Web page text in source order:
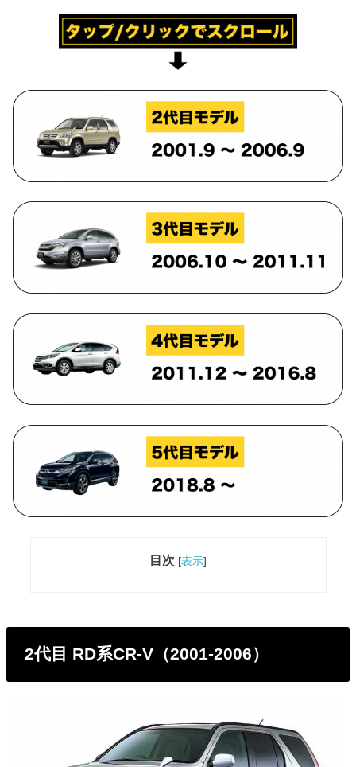
目次 [表示]
2代目 RD系CR-V（2001-2006）